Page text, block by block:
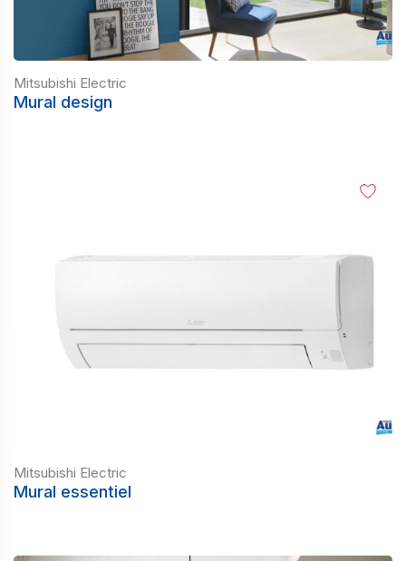
Mitsubishi Electric
Mural design
Mitsubishi Electric
Mural essentiel